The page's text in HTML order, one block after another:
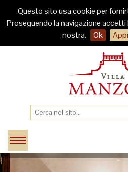
Questo sito usa cookie per
Proseguendo la navigazione
nostra.
Ok